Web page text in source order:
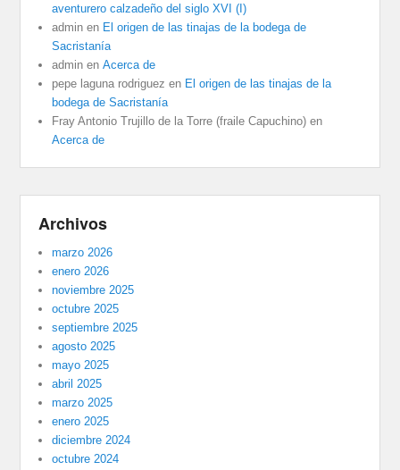
aventurero calzadeño del siglo XVI (I)
admin en El origen de las tinajas de la bodega de
Sacristanía
admin enAcerca de
pepe laguna rodriguez en El origen de las tinajas de la
bodega de Sacristanía
Fray Antonio Trujillo de la Torre (fraile Capuchino) en
Acerca de
Archivos
marzo 2026
enero 2026
noviembre 2025
octubre 2025
septiembre 2025
agosto 2025
mayo 2025
abril 2025
marzo 2025
enero 2025
diciembre 2024
octubre 2024